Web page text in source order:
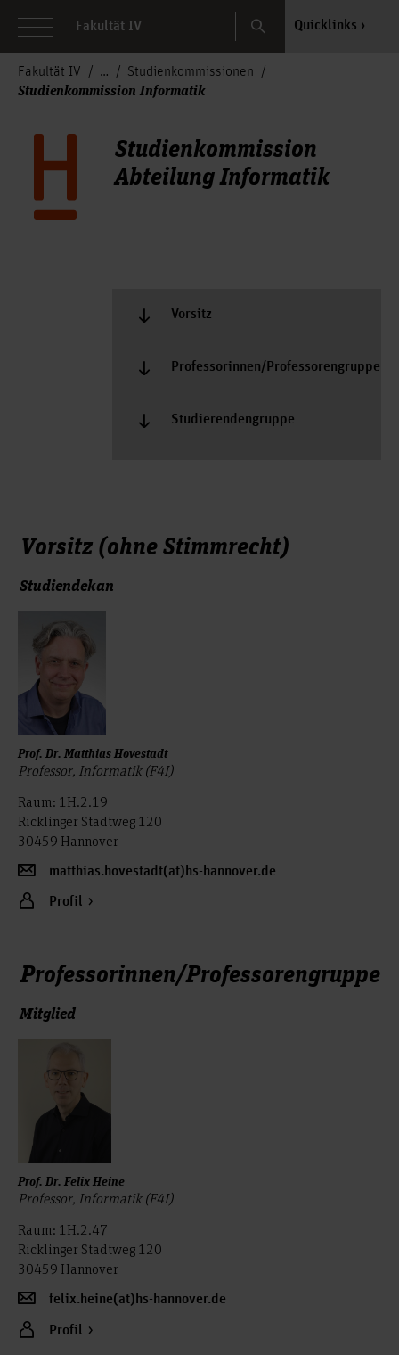
Fakultät IV Search Quicklinks
Fakultät IV Studienkommissionen
Studienkommission Informatik
Studienkommission
Abteilung Informatik
Vorsitz
Professorinnen/Professorengruppe
Studierendengruppe
Vorsitz (ohne Stimmrecht)
Studiendekan
Prof. Dr. Matthias Hovestadt
Professor, Informatik (F4I)
Raum: 1H.2.19
Ricklinger Stadtweg 120
30459 Hannover
matthias.hovestadt(at)hs-hannover.de
Profil
Professorinnen/Professorengruppe
Mitglied
Prof. Dr. Felix Heine
Professor, Informatik (F4I)
Raum: 1H.2.47
Ricklinger Stadtweg 120
30459 Hannover
felix.heine(at)hs-hannover.de
Profil